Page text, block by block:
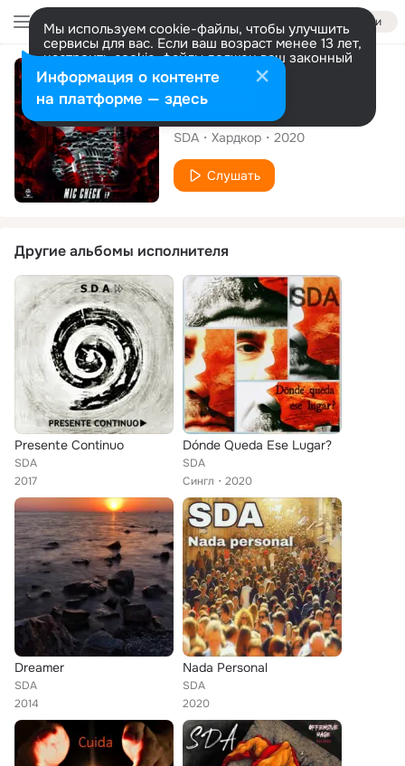
Войти
Мы используем cookie-файлы, чтобы улучшить
сервисы для вас. Если ваш возраст менее 13 лет,
настроить cookie-файлы должен ваш законный
представитель. Больше информации
Разрешить все Настроить
Альбом
Mic Check
SDA Хардкор 2020
Слушать
Другие альбомы исполнителя
Presente Continuo
SDA
2017
Dónde Queda Ese Lugar?
SDA
Сингл
2020
Dreamer
SDA
2014
Nada Personal
SDA
2020
Информация о контенте
на платформе — здесь